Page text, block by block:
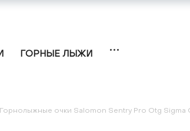
ГОРНЫЕ ЛЫЖИ
Горнолыжные очки Salomon Sentry Pro Otg